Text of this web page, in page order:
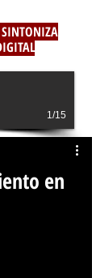
1/15
en